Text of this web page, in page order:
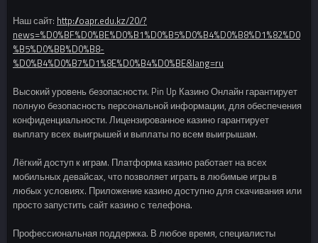
Наш сайт: http://oapr.edu.kz/20/?
news=%D0%BF%D0%BE%D0%B1%D0%B5%D0%B4%D0%B8%D1%82%D0
%B5%D0%BB%D0%B8-
%D0%B4%D0%B7%D1%8E%D0%B4%D0%BE&lang=ru
Высокий уровень безопасности. Pin Up Казино Онлайн гарантирует
полную безопасность персональной информации, для обеспечения
конфиденциальности. Лицензированное казино гарантирует
выплату всех выигрышей и выплаты по всем выигрышам.
Лёгкий доступ к играм. Платформа казино работает на всех
мобильных девайсах, что позволяет играть в любимые игры в
любых условиях. Приложение казино доступно для скачивания или
просто запустить сайт казино с телефона.
Профессиональная поддержка. В любое время, специалисты